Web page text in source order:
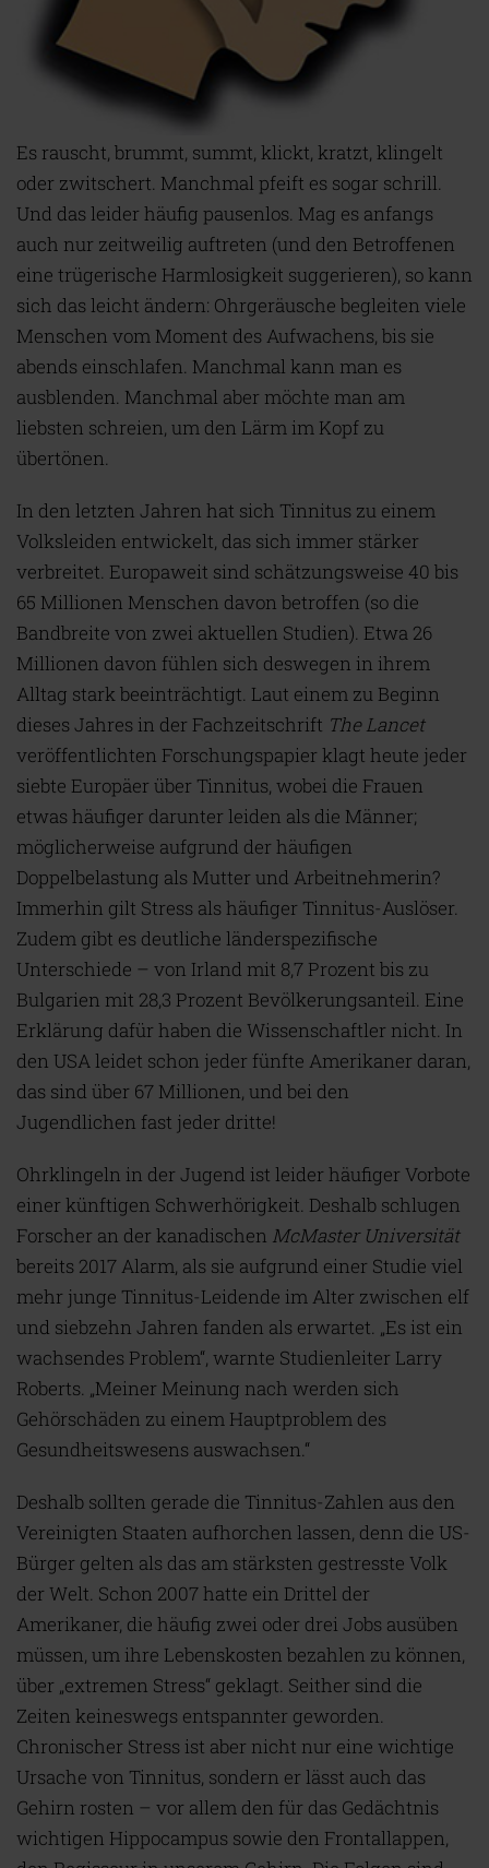
Es rauscht, brummt, summt, klickt, kratzt, klingelt
oder zwitschert. Manchmal pfeift es sogar schrill.
Und das leider häufig pausenlos. Mag es anfangs
auch nur zeitweilig auftreten (und den Betroffenen
eine trügerische Harmlosigkeit suggerieren), so kann
sich das leicht ändern: Ohrgeräusche begleiten viele
Menschen vom Moment des Aufwachens, bis sie
abends einschlafen. Manchmal kann man es
ausblenden. Manchmal aber möchte man am
liebsten schreien, um den Lärm im Kopf zu
übertönen.
In den letzten Jahren hat sich Tinnitus zu einem
Volksleiden entwickelt, das sich immer stärker
verbreitet. Europaweit sind schätzungsweise 40 bis
65 Millionen Menschen davon betroffen (so die
Bandbreite von zwei aktuellen Studien). Etwa 26
Millionen davon fühlen sich deswegen in ihrem
Alltag stark beeinträchtigt. Laut einem zu Beginn
dieses Jahres in der Fachzeitschrift The Lancet
veröffentlichten Forschungspapier klagt heute jeder
siebte Europäer über Tinnitus, wobei die Frauen
etwas häufiger darunter leiden als die Männer;
möglicherweise aufgrund der häufigen
Doppelbelastung als Mutter und Arbeitnehmerin?
Immerhin gilt Stress als häufiger Tinnitus-Auslöser.
Zudem gibt es deutliche länderspezifische
Unterschiede – von Irland mit 8,7 Prozent bis zu
Bulgarien mit 28,3 Prozent Bevölkerungsanteil. Eine
Erklärung dafür haben die Wissenschaftler nicht. In
den USA leidet schon jeder fünfte Amerikaner daran,
das sind über 67 Millionen, und bei den
Jugendlichen fast jeder dritte!
Ohrklingeln in der Jugend ist leider häufiger Vorbote
einer künftigen Schwerhörigkeit. Deshalb schlugen
Forscher an der kanadischen McMaster Universität
bereits 2017 Alarm, als sie aufgrund einer Studie viel
mehr junge Tinnitus-Leidende im Alter zwischen elf
und siebzehn Jahren fanden als erwartet. „Es ist ein
wachsendes Problem“, warnte Studienleiter Larry
Roberts. „Meiner Meinung nach werden sich
Gehörschäden zu einem Hauptproblem des
Gesundheitswesens auswachsen.“
Deshalb sollten gerade die Tinnitus-Zahlen aus den
Vereinigten Staaten aufhorchen lassen, denn die US-
Bürger gelten als das am stärksten gestresste Volk
der Welt. Schon 2007 hatte ein Drittel der
Amerikaner, die häufig zwei oder drei Jobs ausüben
müssen, um ihre Lebenskosten bezahlen zu können,
über „extremen Stress“ geklagt. Seither sind die
Zeiten keineswegs entspannter geworden.
Chronischer Stress ist aber nicht nur eine wichtige
Ursache von Tinnitus, sondern er lässt auch das
Gehirn rosten – vor allem den für das Gedächtnis
wichtigen Hippocampus sowie den Frontallappen,